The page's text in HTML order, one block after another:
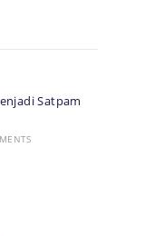
Satpam